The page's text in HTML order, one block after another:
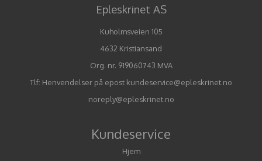
Epleskrinet AS
Kuholmsveien 105
4632 Kristiansand
Org. nr. 919060743 MVA
Tlf: Henvendelser på epost kundeservice@epleskrinet.no
noreply@epleskrinet.no
Kundeservice
Hjem